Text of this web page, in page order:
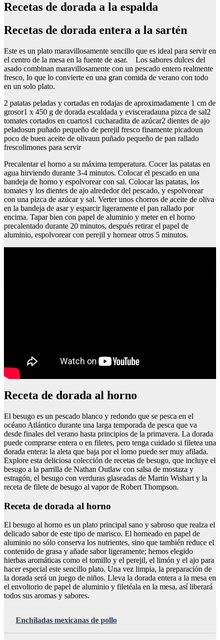
Recetas de dorada a la espalda
Recetas de dorada entera a la sartén
Este es un plato maravillosamente sencillo que es ideal para servir en
el centro de la mesa en la fuente de asar. Los sabores dulces del
asado combinan maravillosamente con un pescado entero realmente
fresco, lo que lo convierte en una gran comida de verano con todo
en un solo plato.
2 patatas peladas y cortadas en rodajas de aproximadamente 1 cm de
grosor1 x 450 g de dorada escaldada y evisceradauna pizca de sal2
tomates cortados en cuartos1 cucharadita de azúcar2 dientes de ajo
peladosun puñado pequeño de perejil fresco finamente picadoun
poco de buen aceite de olivaun puñado pequeño de pan rallado
frescolimones para servir
Precalentar el horno a su máxima temperatura. Cocer las patatas en
agua hirviendo durante 3-4 minutos. Colocar el pescado en una
bandeja de horno y espolvorear con sal. Colocar las patatas, los
tomates y los dientes de ajo alrededor del pescado, y espolvorear
con una pizca de azúcar y sal. Verter unos chorros de aceite de oliva
en la bandeja de asar y esparcir ligeramente el pan rallado por
encima. Tapar bien con papel de aluminio y meter en el horno
precalentado durante 20 minutos, después retirar el papel de
aluminio, espolvorear con perejil y hornear otros 5 minutos.
Receta de dorada al horno
El besugo es un pescado blanco y redondo que se pesca en el
océano Atlántico durante una larga temporada de pesca que va
desde finales del verano hasta principios de la primavera. La dorada
puede comprarse entera o en filetes, pero tenga cuidado si filetea una
dorada entera: la aleta que baja por el lomo puede ser muy afilada.
Explore esta deliciosa colección de recetas de besugo, que incluye el
besugo a la parrilla de Nathan Outlaw con salsa de mostaza y
estragón, el besugo con verduras glaseadas de Martin Wishart y la
receta de filete de besugo al vapor de Robert Thompson.
Receta de dorada al horno
El besugo al horno es un plato principal sano y sabroso que realza el
delicado sabor de este tipo de marisco. El horneado en papel de
aluminio no sólo conserva los nutrientes, sino que también reduce el
contenido de grasa y añade sabor ligeramente; hemos elegido
hierbas aromáticas como el tomillo y el perejil, el limón y el ajo para
hacer especial este sencillo plato. Una vez limpia, la preparación de
la dorada será un juego de niños. Lleva la dorada entera a la mesa en
el envoltorio de papel de aluminio y filetéala en la mesa, así liberará
todos sus aromas y sabores.
Enchiladas mexicanas de pollo